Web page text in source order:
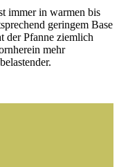
immer in warmen bis
geringem Base
der Pfanne ziemlich
mehr